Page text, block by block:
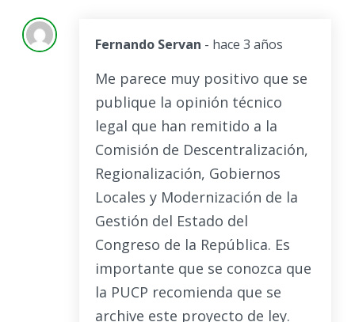
Fernando Servan - hace 3 años
Me parece muy positivo que se
publique la opinión técnico
legal que han remitido a la
Comisión de Descentralización,
Regionalización, Gobiernos
Locales y Modernización de la
Gestión del Estado del
Congreso de la República. Es
importante que se conozca que
la PUCP recomienda que se
archive este proyecto de ley.